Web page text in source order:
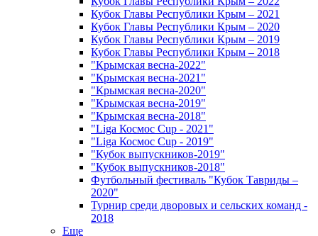
Кубок Главы Республики Крым – 2021
Кубок Главы Республики Крым – 2020
Кубок Главы Республики Крым – 2019
Кубок Главы Республики Крым – 2018
"Крымская весна-2022"
"Крымская весна-2021"
"Крымская весна-2020"
"Крымская весна-2019"
"Крымская весна-2018"
"Liga Космос Cup - 2021"
"Liga Космос Cup - 2019"
"Кубок выпускников-2019"
"Кубок выпускников-2018"
Футбольный фестиваль "Кубок Тавриды –
2020"
Турнир среди дворовых и сельских команд -
2018
Еще